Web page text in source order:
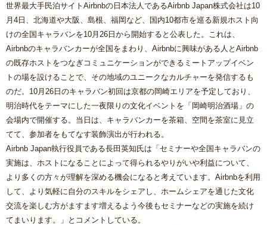
世界最大手民泊サイトAirbnbの日本法人であるAirbnb Japan株式会社は10
月4日、北海道や大阪、島根、福岡など、国内10都市を巡る新規ホスト向
けの全国キャラバンを10月26日から開始すると公表した。これは、
Airbnbのキャラバンカーが全国をまわり、Airbnbに興味がある人とAirbnb
の既存ホストをつなぎコミュニケーションができるミートアップイベン
トの場を設けることで、その地域のユニークなカルチャーを発信するも
のだ。10月26日のキャラバン初回は京都の岡崎エリアを予定しており、
明治時代をテーマにした一夜限りの文化イベントを「岡崎明治酒場」の
会場内で開催する。当日は、キャラバンカーを茶箱、空間を茶室に見立
てて、参加者をもてなす装飾演出が行われる。
Airbnb Japan執行役員である長田英知氏は「セミナーや全国キャラバンの
実施は、ホストになることによって得られるやりがいや利益について、
より多くの方々が理解を深める機会になると考えています。Airbnbを利用
して、より気軽に自分のスキルをシェアし、ホームシェアを通じた文化
交流を楽しむ方がますます増えるよう今後もセミナーなどの実施を続け
てまいります。」とコメントしている。